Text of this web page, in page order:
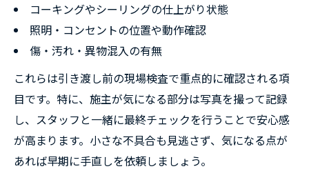
コーキングやシーリングの仕上がり状態
照明・コンセントの位置や動作確認
傷・汚れ・異物混入の有無
これらは引き渡し前の現場検査で重点的に確認される項
目です。特に、施主が気になる部分は写真を撮って記録
し、スタッフと一緒に最終チェックを行うことで安心感
が高まります。小さな不具合も見逃さず、気になる点が
あれば早期に手直しを依頼しましょう。